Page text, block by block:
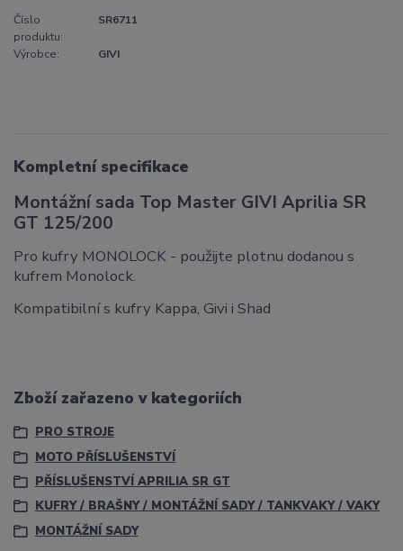
Číslo
produktu:
SR6711
Výrobce: GIVI
Kompletní specifikace
Montážní sada Top Master GIVI Aprilia SR
GT 125/200
Pro kufry MONOLOCK - použijte plotnu dodanou s
kufrem Monolock.
Kompatibilní s kufry Kappa, Givi i Shad
Zboží zařazeno v kategoriích
PRO STROJE
MOTO PŘÍSLUŠENSTVÍ
PŘÍSLUŠENSTVÍ APRILIA SR GT
KUFRY / BRAŠNY / MONTÁŽNÍ SADY / TANKVAKY / VAKY
MONTÁŽNÍ SADY